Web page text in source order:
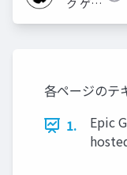
ク ゲー
各ページのテ
1.
Epic